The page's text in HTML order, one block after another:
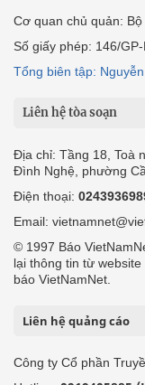
Cơ quan chủ quản:
Số giấy phép: 146/
Tổng biên tập:
Liên hệ tòa soạn
Địa chỉ: Tầng 18, Toà
Đình Nghệ, phường
Điện thoại:
Email:
© 1997 Báo
lại thông tin từ
báo VietNamNet.
Liên hệ quảng cáo
Công ty Cổ phần